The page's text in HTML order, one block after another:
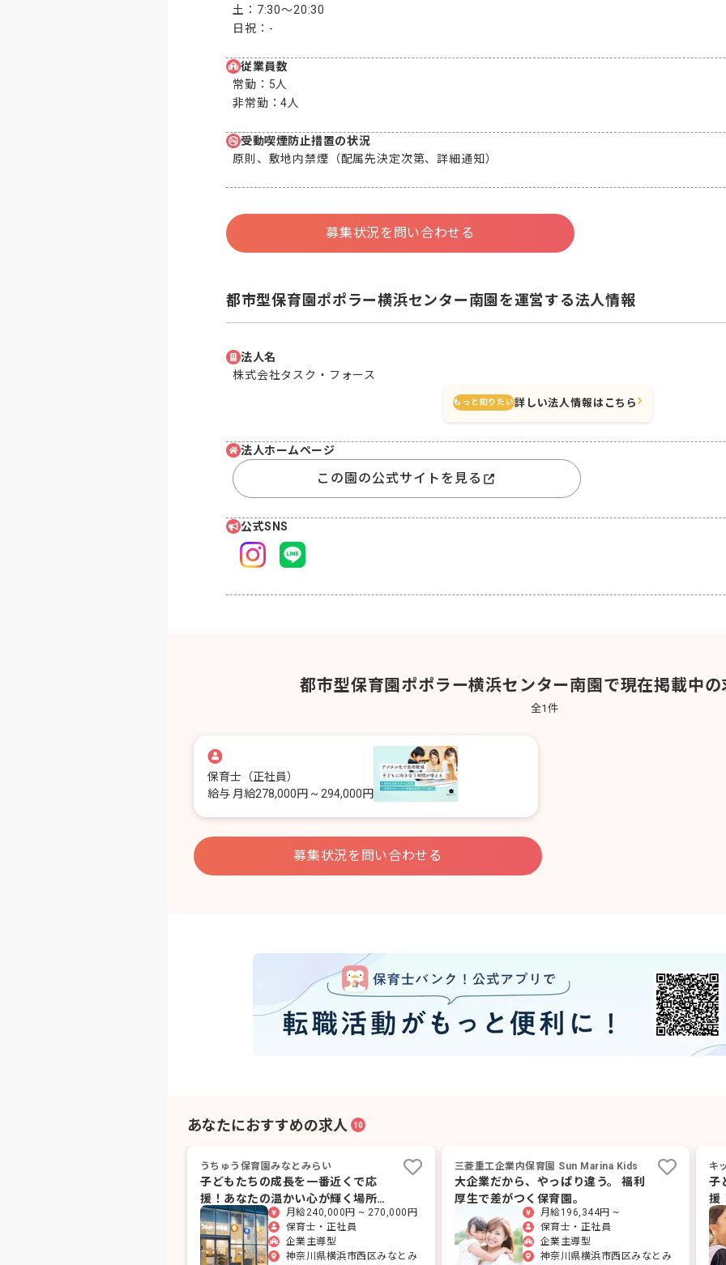
土： 7:30〜20:30
日祝： -
従業員数
常勤： 5人
非常勤：4人
受動喫煙防止措置の状況
原則、敷地内禁煙（配属先決定次第、詳細通知）
募集状況を問い合わせる
都市型保育園ポポラー横浜センター南園を運営する法人情報
法人名
株式会社タスク・フォース
もっと知りたい詳しい法人情報はこちら
法人ホームページ
この園の公式サイトを見る
公式SNS
都市型保育園ポポラー横浜センター南園で現在掲載中
全1 件
保育士 （正社員）
給与 月給278,000円 ~ 294,000円
募集状況を問い合わせる
あなたにおすすめの求人 10
うちゅう保育園みなとみらい
子どもたちの成長を一番近くで応
援！あなたの温かい心が輝く場所で
す。
月給240,000円 ~ 270,000円
保育士・正社員
企業主導型
神奈川県横浜市西区みなとみ
三菱重工企業内保育園 Sun Marina Kids
大企業だから、やっぱり違う。 福利
厚生で差がつく保育園。
月給196,344円 ~
保育士・正社員
企業主導型
神奈川県横浜市西区みなとみ
キ
子
援
場